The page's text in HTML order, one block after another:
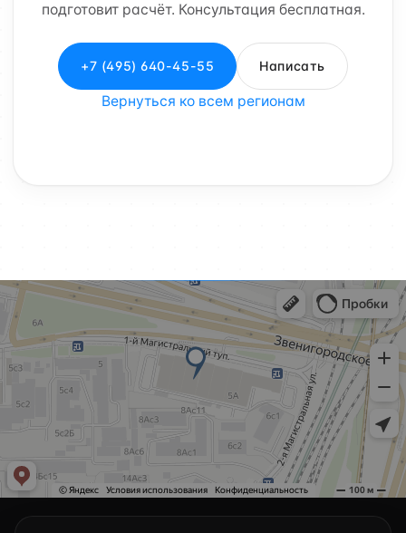
подготовит расчёт. Консультация бесплатная.
+7 (495) 640-45-55 Написать
Вернуться ко всем регионам